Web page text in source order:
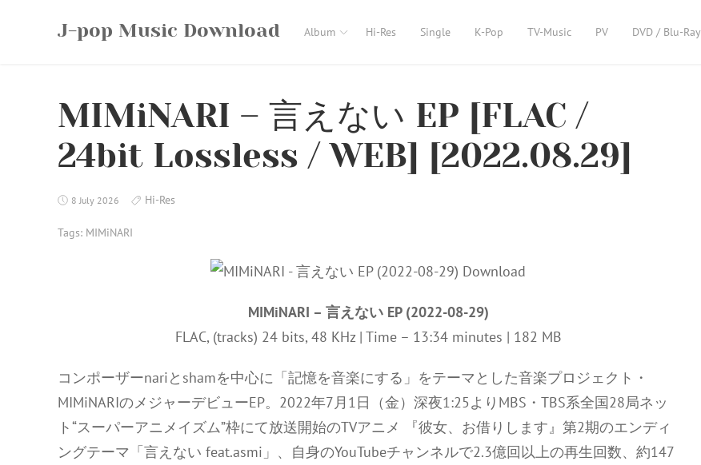
J-pop Music Download Album Hi-Res Single K-Pop TV-Music PV DVD / Blu-Ray
MIMiNARI – 言えない EP [FLAC /
24bit Lossless / WEB] [2022.08.29]
8 July 2026 Hi-Res
Tags: MIMiNARI
MIMiNARI – 言えない EP (2022-08-29)
FLAC, (tracks) 24 bits, 48 KHz | Time – 13:34 minutes | 182 MB
コンポーザーnariとshamを中心に「記憶を音楽にする」をテーマとした音楽プロジェクト・
MIMiNARIのメジャーデビューEP。2022年7月1日（金）深夜1:25よりMBS・TBS系全国28局ネッ
ト“スーパーアニメイズム”枠にて放送開始のTVアニメ 『彼女、お借りします』第2期のエンディ
ングテーマ「言えない feat.asmi」、自身のYouTubeチャンネルで2.3億回以上の再生回数、約147